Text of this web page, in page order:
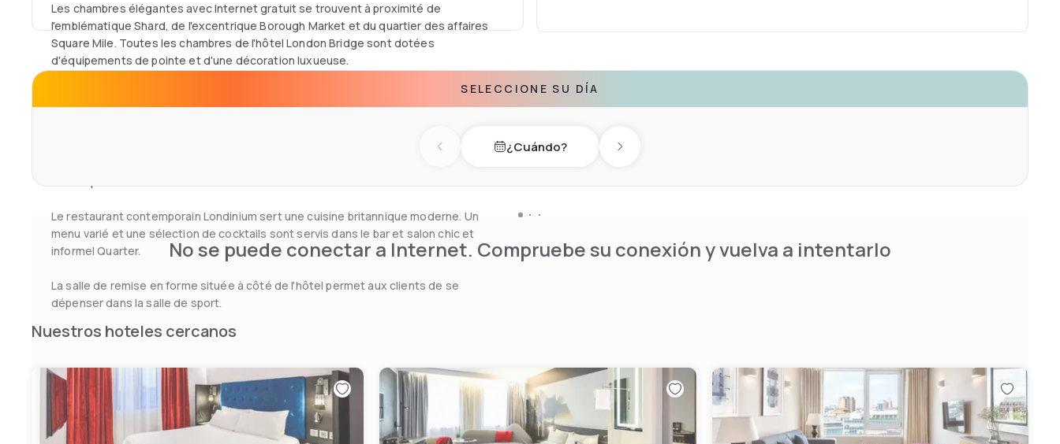
Les chambres élégantes avec Internet gratuit se trouvent à proximité de
l'emblématique Shard, de l'excentrique Borough Market et du quartier des affaires
Square Mile. Toutes les chambres de l'hôtel London Bridge sont dotées
d'équipements de pointe et d'une décoration luxueuse.
Elles comprennent une télévision par satellite à écran plat, un minibar et une salle de
bains privée luxueuse avec des articles de toilette White Company.
Une promenade de 15 minutes le long de la rive sud de la Tamise permet de
Le restaurant contemporain Londinium sert une cuisine britannique moderne. Un
menu varié et une sélection de cocktails sont servis dans le bar et salon chic et
informel Quarter.
La salle de remise en forme située à côté de l'hôtel permet aux clients de se
dépenser dans la salle de sport.
SELECCIONE SU DÍA
Previous day¿Cuándo? Next day
No se puede conectar a Internet. Compruebe su conexión y vuelva a intentarlo
Nuestros hoteles cercanos